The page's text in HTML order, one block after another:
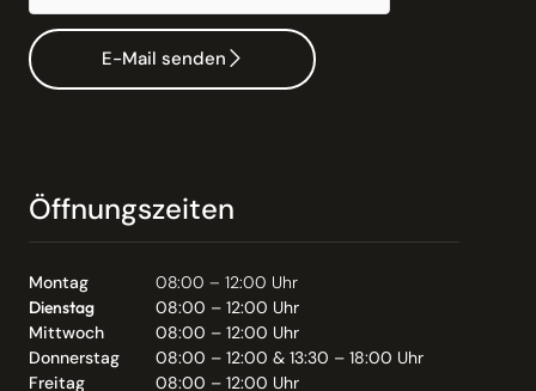
E-Mail senden
Öffnungszeiten
Montag
08:00 – 12:00 Uhr
Dienstag
08:00 – 12:00 Uhr
Mittwoch
08:00 – 12:00 Uhr
Donnerstag
08:00 – 12:00 & 13:30 – 18:00 Uhr
Freitag
08:00 – 12:00 Uhr